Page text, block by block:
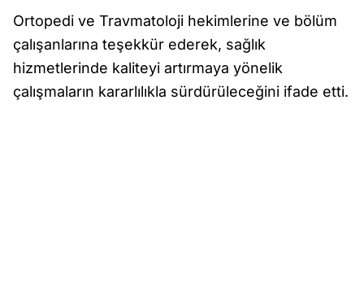
Ortopedi ve Travmatoloji hekimlerine ve bölüm
çalışanlarına teşekkür ederek, sağlık
hizmetlerinde kaliteyi artırmaya yönelik
çalışmaların kararlılıkla sürdürüleceğini ifade etti.